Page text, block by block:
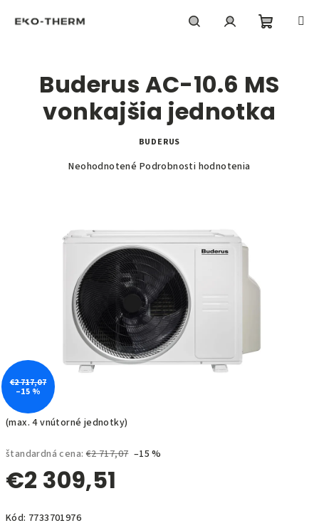
košík
(max. 4 vnútorné jednotky)
štandardná cena: €2 717,07 –15 %
€2 309,51
cena:
Kód: 7733701976
Buderus AC-10.6 MS
vonkajšia jednotka
BUDERUS
Priemerné
z
hviezdičiek.
Neohodnotené Podrobnosti hodnotenia
€2 717,07
–15 %